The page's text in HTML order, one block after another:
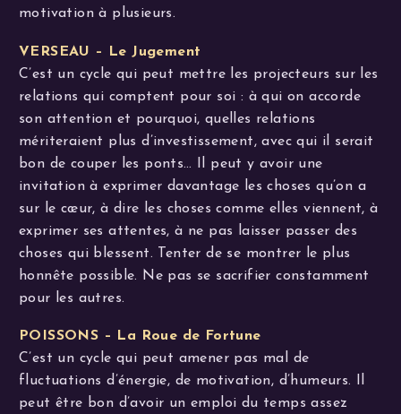
motivation à plusieurs.
VERSEAU – Le Jugement
C’est un cycle qui peut mettre les projecteurs sur les
relations qui comptent pour soi : à qui on accorde
son attention et pourquoi, quelles relations
mériteraient plus d’investissement, avec qui il serait
bon de couper les ponts… Il peut y avoir une
invitation à exprimer davantage les choses qu’on a
sur le cœur, à dire les choses comme elles viennent, à
exprimer ses attentes, à ne pas laisser passer des
choses qui blessent. Tenter de se montrer le plus
honnête possible. Ne pas se sacrifier constamment
pour les autres.
POISSONS – La Roue de Fortune
C’est un cycle qui peut amener pas mal de
fluctuations d’énergie, de motivation, d’humeurs. Il
peut être bon d’avoir un emploi du temps assez